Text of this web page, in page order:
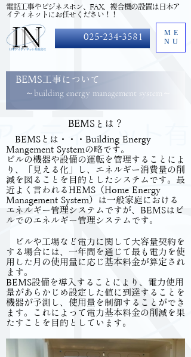
ME
NU
025-234-3581
​電話工事やビジネスホン、FAX、複合機の設置は日本ア
イティネットにお任せください！！
BEMS工事について
～building energy management system～
BEMSとは？
BEMSとは・・・Building Energy
Mangement Systemの略です。
ビルの機器や設備の運転を管理することによ
り、「見える化」し、エネルギー消費量の削
減を図ることを目的としたシステムです。最
近よく言われるHEMS（Home Energy
Management System）は一般家庭における
エネルギー管理システムですが、BEMSはビ
ルでのエネルギー管理システムです。
ビルや工場など電力に関して大容量契約を
する場合には、一年間を通じて最も電力を使
用した月の使用量に応じ基本料金が算定され
ます。
BEMS設備を導入することにより、電力使用
量があらかじめ設定した値に到達することを
機器が予測し、使用量を制御することができ
ます。これによって電力基本料金の削減を果
たすことを目的としています。